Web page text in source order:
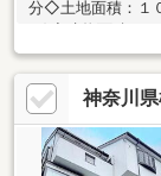
分◇土地面積：１
ム(納戸)約６．０
り(車種による)
神奈川